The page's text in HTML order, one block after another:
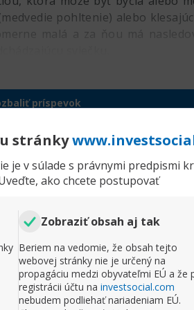
stránky
je v súlade s právnymi predpismi
ako chcete postupovať
Zobraziť obsah aj tak
Beriem na vedomie, že obsah tejto
webovej stránky nie je určený na
propagáciu medzi obyvateľmi EÚ a že
registrácii účtu na investsocial.com
nebudem podliehať nariadeniam EÚ.
pohltenie) alebo
malá a za ňou má
príspevok
Komentr
súčasného trendu a začiatok
príslušnú reverznú
trendu. Je dôležité
Ak rozpoznáte
potenciálny obrat bol znegovaný.
formácií: